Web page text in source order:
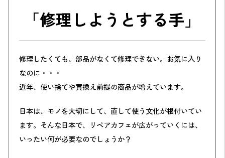
Simulation
CO₂削減効果を測る
Action list
アクションリスト
「修理しようとする手」
修理したくても、部品がなくて修理できない。お気に入り
なのに・・・
近年、使い捨てや買換え前提の商品が増えています。
日本は、モノを大切にして、直して使う文化が根付いてい
ます。そんな日本で、リペアカフェが広がっていくには、
いったい何が必要なのでしょうか？